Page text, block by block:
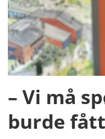
– Vi må
burde